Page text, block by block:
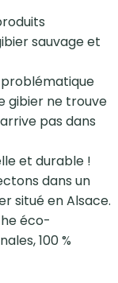
sauvage et
gibier ne trouve
pas dans
et durable !
dans un
situé en Alsace.
éco-
100 %